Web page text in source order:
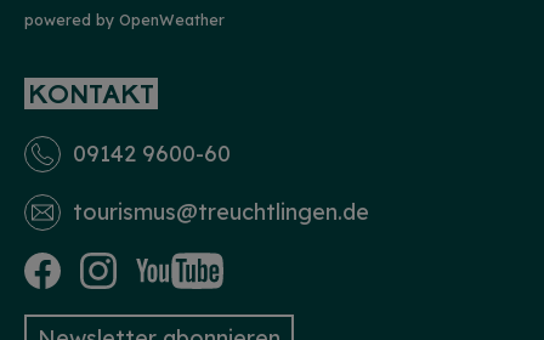
powered by OpenWeather
KONTAKT
09142 9600-60
tourismus­@treuchtlingen.de